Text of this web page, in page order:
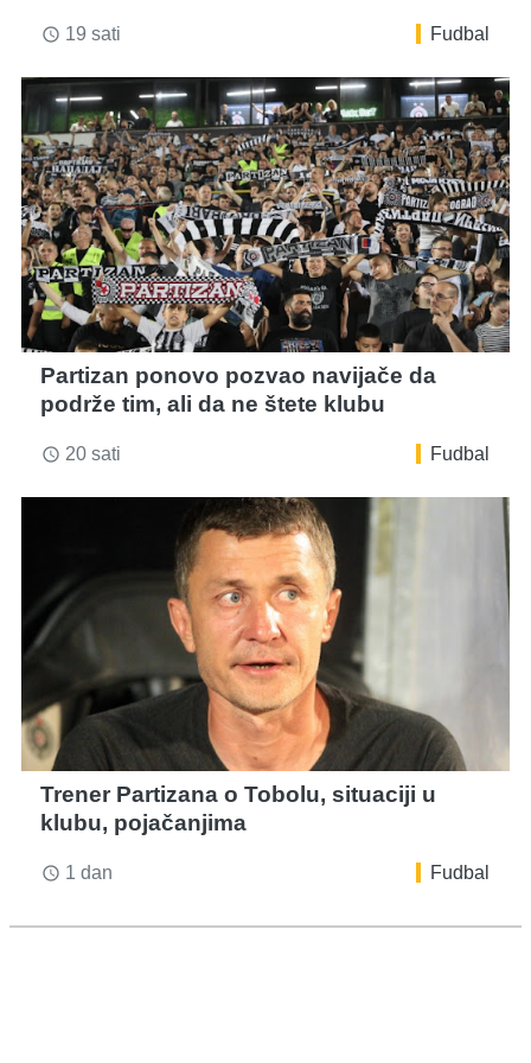
access_time 19 sati Fudbal
Partizan ponovo pozvao navijače da
podrže tim, ali da ne štete klubu
access_time 20 sati Fudbal
Trener Partizana o Tobolu, situaciji u
klubu, pojačanjima
access_time 1 dan Fudbal